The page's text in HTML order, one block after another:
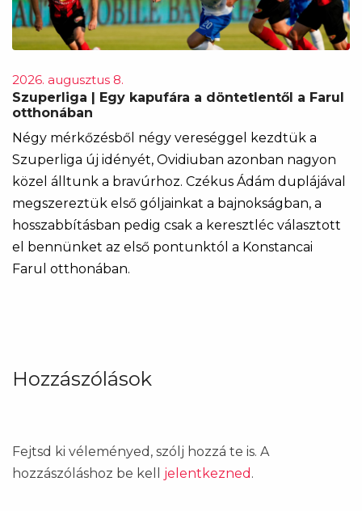
2026. augusztus 8.
Szuperliga | Egy kapufára a döntetlentől a Farul
otthonában
Négy mérkőzésből négy vereséggel kezdtük a
Szuperliga új idényét, Ovidiuban azonban nagyon
közel álltunk a bravúrhoz. Czékus Ádám duplájával
megszereztük első góljainkat a bajnokságban, a
hosszabbításban pedig csak a keresztléc választott
el bennünket az első pontunktól a Konstancai
Farul otthonában.
Hozzászólások
Fejtsd ki véleményed, szólj hozzá te is. A
hozzászóláshoz be kell jelentkezned .